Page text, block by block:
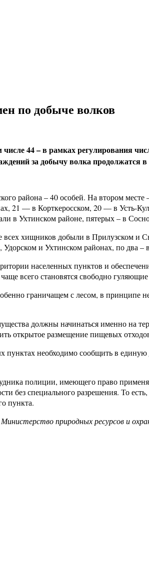
по добыче волков
44 – в рамках регулирования
за добычу волка продолжатся
района – 40 особей. На втором
21 — в Корткеросском, 20 — в Усть-
в Ухтинском районе, пятерых – в
всех хищников добыли в Прилузском
и Ухтинском районах, по два
населенных пунктов и
всего становятся свободно
граничащем с лесом, в принципе
должны начинаться именно на
открытое размещение пищевых
необходимо сообщить в
полиции, имеющего право
без специального разрешения. То
пункта.
Министерство природных ресурсов и